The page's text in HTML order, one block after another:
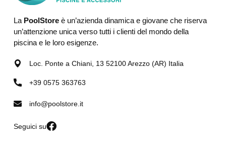
La PoolStoreè un’azienda dinamica e giovane che riserva
un’attenzione unica verso tutti i clienti del mondo della
piscina e le loro esigenze.
Loc. Ponte a Chiani, 13 52100 Arezzo (AR) Italia
+39 0575 363763
info@poolstore.it
Seguici su